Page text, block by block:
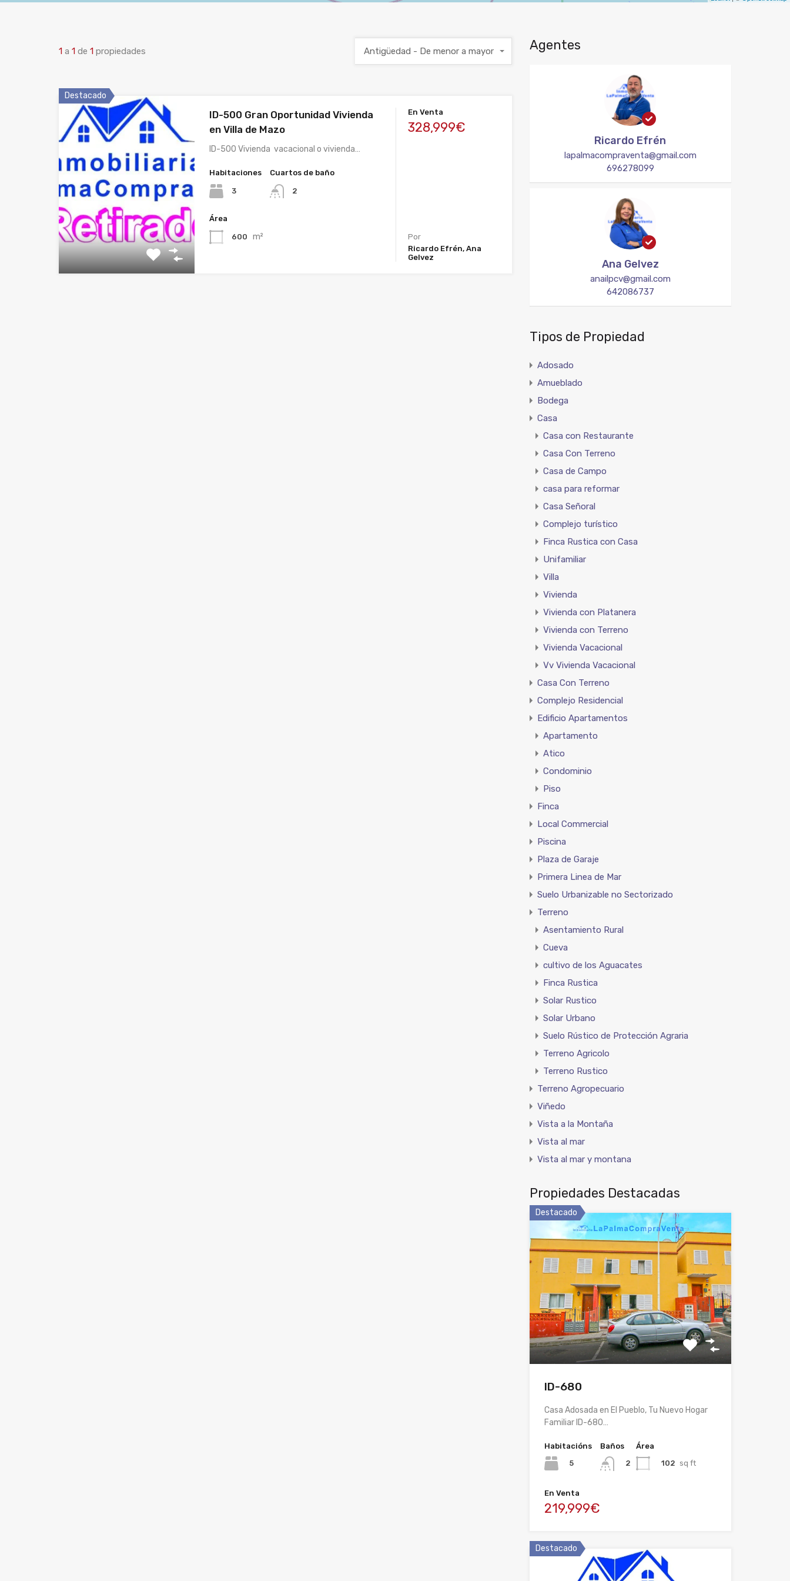
1 a 1 de 1 propiedades Antigüedad - De menor a mayor
Destacado
ID-500 Gran Oportunidad Vivienda
en Villa de Mazo
ID-500 Vivienda vacacional o vivienda…
Habitaciones
3
Cuartos de baño
2
Área
600 m²
En Venta
328,999€
Por
Ricardo Efrén, Ana
Gelvez
Agentes
Ricardo Efrén
lapalmacompraventa@gmail.com
696278099
Ana Gelvez
anailpcv@gmail.com
642086737
Tipos de Propiedad
Adosado
Amueblado
Bodega
Casa
Casa con Restaurante
Casa Con Terreno
Casa de Campo
casa para reformar
Casa Señoral
Complejo turístico
Finca Rustica con Casa
Unifamiliar
Villa
Vivienda
Vivienda con Platanera
Vivienda con Terreno
Vivienda Vacacional
Vv Vivienda Vacacional
Casa Con Terreno
Complejo Residencial
Edificio Apartamentos
Apartamento
Atico
Condominio
Piso
Finca
Local Commercial
Piscina
Plaza de Garaje
Primera Linea de Mar
Suelo Urbanizable no Sectorizado
Terreno
Asentamiento Rural
Cueva
cultivo de los Aguacates
Finca Rustica
Solar Rustico
Solar Urbano
Suelo Rústico de Protección Agraria
Terreno Agricolo
Terreno Rustico
Terreno Agropecuario
Viñedo
Vista a la Montaña
Vista al mar
Vista al mar y montana
Propiedades Destacadas
Destacado
ID-680
Casa Adosada en El Pueblo, Tu Nuevo Hogar
Familiar ID-680…
Habitacións
5
Baños
2
Área
102 sq ft
En Venta
219,999€
Destacado